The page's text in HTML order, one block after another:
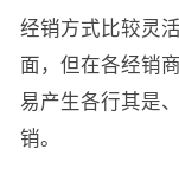
经销方式比较灵
面，但在各经销
易产生各行其是
销。